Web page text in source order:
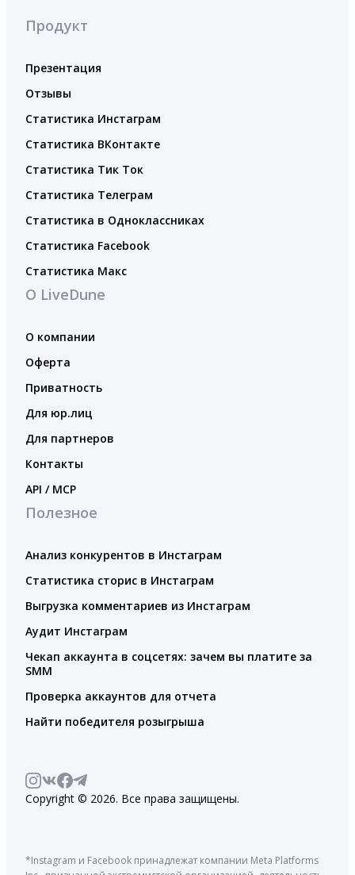
Продукт
Презентация
Отзывы
Статистика Инстаграм
Статистика ВКонтакте
Статистика Тик Ток
Статистика Телеграм
Статистика в Одноклассниках
Статистика Facebook
Статистика Макс
О LiveDune
О компании
Оферта
Приватность
Для юр.лиц
Для партнеров
Контакты
API / MCP
Полезное
Анализ конкурентов в Инстаграм
Статистика сторис в Инстаграм
Выгрузка комментариев из Инстаграм
Аудит Инстаграм
Чекап аккаунта в соцсетях: зачем вы платите за
SMM
Проверка аккаунтов для отчета
Найти победителя розыгрыша
Copyright © 2026. Все права защищены.
*Instagram и Facebook принадлежат компании Meta Platforms